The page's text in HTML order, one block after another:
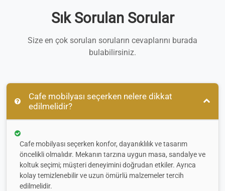
Sık Sorulan Sorular
Size en çok sorulan soruların cevaplarını burada
bulabilirsiniz.
Cafe mobilyası seçerken nelere dikkat
edilmelidir?
Cafe mobilyası seçerken konfor, dayanıklılık ve tasarım
öncelikli olmalıdır. Mekanın tarzına uygun masa, sandalye ve
koltuk seçimi; müşteri deneyimini doğrudan etkiler. Ayrıca
kolay temizlenebilir ve uzun ömürlü malzemeler tercih
edilmelidir.